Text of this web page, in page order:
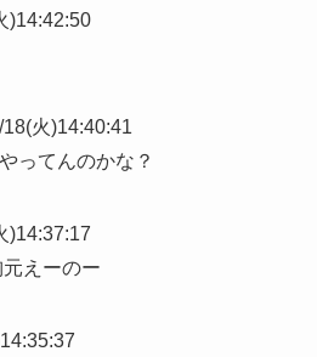
)14:42:50
火)14:40:41
ってんのかな？
)14:37:17
えーのー